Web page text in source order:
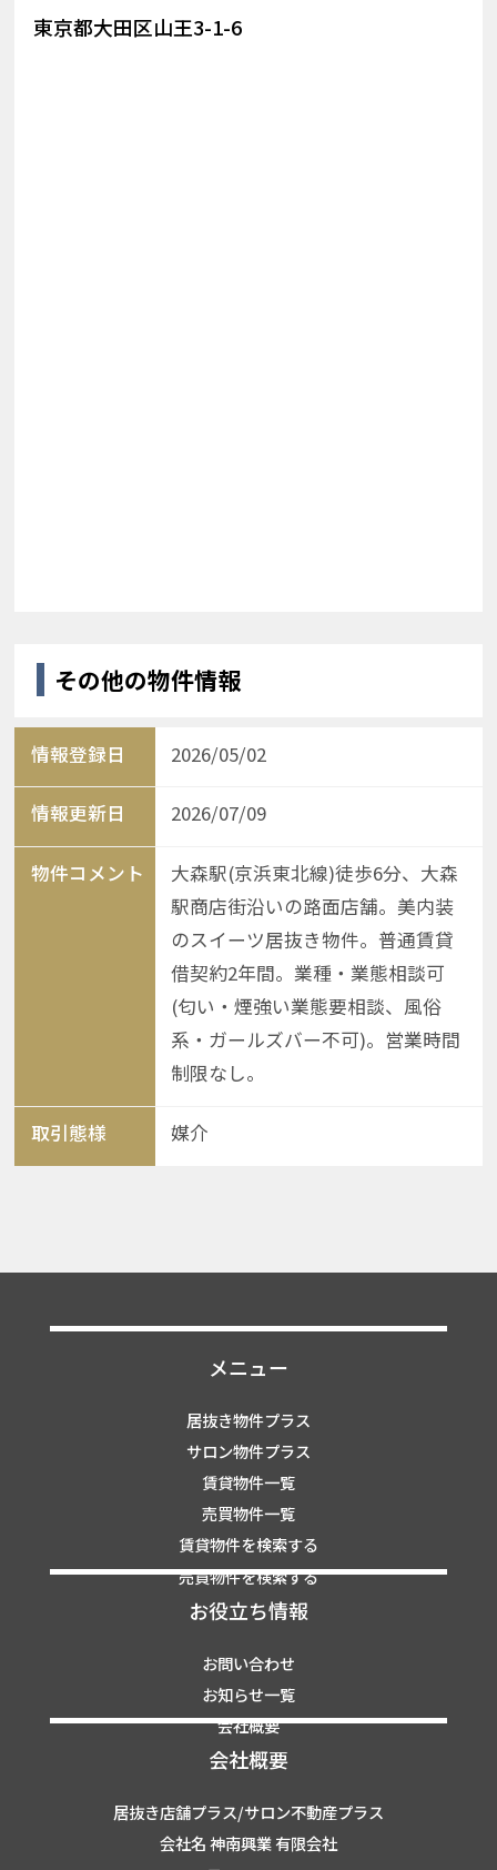
東京都大田区山王3-1-6
その他の物件情報
情報登録日 2026/05/02
情報更新日 2026/07/09
物件コメント
大森駅(京浜東北線)徒歩6分、大森
駅商店街沿いの路面店舗。美内装
のスイーツ居抜き物件。普通賃貸
借契約2年間。業種・業態相談可
(匂い・煙強い業態要相談、風俗
系・ガールズバー不可)。営業時間
制限なし。
取引態様 媒介
メニュー
居抜き物件プラス
サロン物件プラス
賃貸物件一覧
売買物件一覧
賃貸物件を検索する
売買物件を検索する
お役立ち情報
お問い合わせ
お知らせ一覧
会社概要
会社概要
居抜き店舗プラス/サロン不動産プラス
会社名 神南興業 有限会社